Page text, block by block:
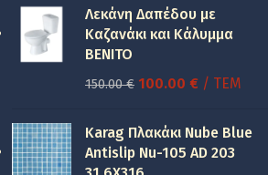
Λεκάνη Δαπέδου με
Καζανάκι και Κάλυμμα
BENITO
150.00€ Original
was:
150.00 €.
100.00 €Η
τιμή
είναι:
/ ΤΕΜ
Karag Πλακάκι Nube Blue
Antislip Nu-105 AD 203